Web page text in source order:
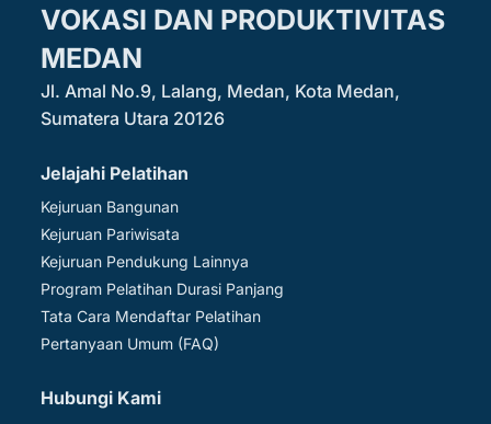
VOKASI DAN PRODUKTIVITAS
MEDAN
Jl. Amal No.9, Lalang, Medan, Kota Medan,
Sumatera Utara 20126
Jelajahi Pelatihan
Kejuruan Bangunan
Kejuruan Pariwisata
Kejuruan Pendukung Lainnya
Program Pelatihan Durasi Panjang
Tata Cara Mendaftar Pelatihan
Pertanyaan Umum (FAQ)
Hubungi Kami